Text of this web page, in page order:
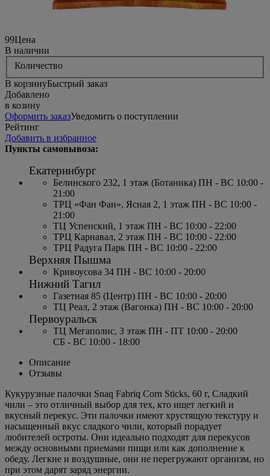
99Цена
В наличии
Количество
В корзинуБыстрый заказ
Добавлено
в козину
Оформить заказУведомить о поступлении
Рейтинг
Добавить в избранное
Пункты самовывоза:
Екатеринбург
Белинского 232, 1 этаж (Ботаника) ПН - ВС 10:00 -
21:00
ТРЦ «Фан Фан», Ясная 2, 1 этаж ПН - ВС 10:00 -
21:00
ТЦ Успенский, 1 этаж ПН - ВС 10:00 - 22:00
ТРЦ Карнавал, 2 этаж ПН - ВС 10:00 - 22:00
ТРЦ Радуга Парк ПН - ВС 10:00 - 22:00
Верхняя Пышма
Кривоусова 34 ПН - ВС 10:00 - 20:00
Нижний Тагил
Газетная 85 (Центр) ПН - ВС 10:00 - 20:00
ТЦ Реал, 2 этаж (Вагонка) ПН - ВС 10:00 - 20:00
Первоуральск
ТЦ Мегаполис, 3 этаж ПН - ПТ 10:00 - 20:00
СБ - ВС 10:00 - 18:00
Описание
Отзывы
Кукурузные палочки Snaq Fabriq Corn Sticks, 60 г, Сладкий
чили – это отличный выбор для тех, кто ищет легкий и
вкусный перекус. Эти палочки имеют хрустящую текстуру и
насыщенный вкус сладкого чили, который порадует
любителей остроты. Они идеально подходят для перекусов
между основными приемами пищи или как дополнение к
обеду. Легкие и воздушные, они не перегружают организм, но
при этом дарят заряд энергии.